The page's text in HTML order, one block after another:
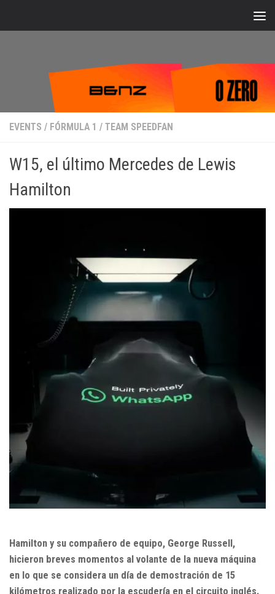
EVENTS / FÓRMULA 1 / TEAM SPEEDFAN
W15, el último Mercedes de Lewis
Hamilton
Hamilton y su compañero de equipo, George Russell,
hicieron breves momentos al volante de la nueva máquina
en lo que se considera un día de demostración de 15
kilómetros realizado por la escudería en el circuito inglés.